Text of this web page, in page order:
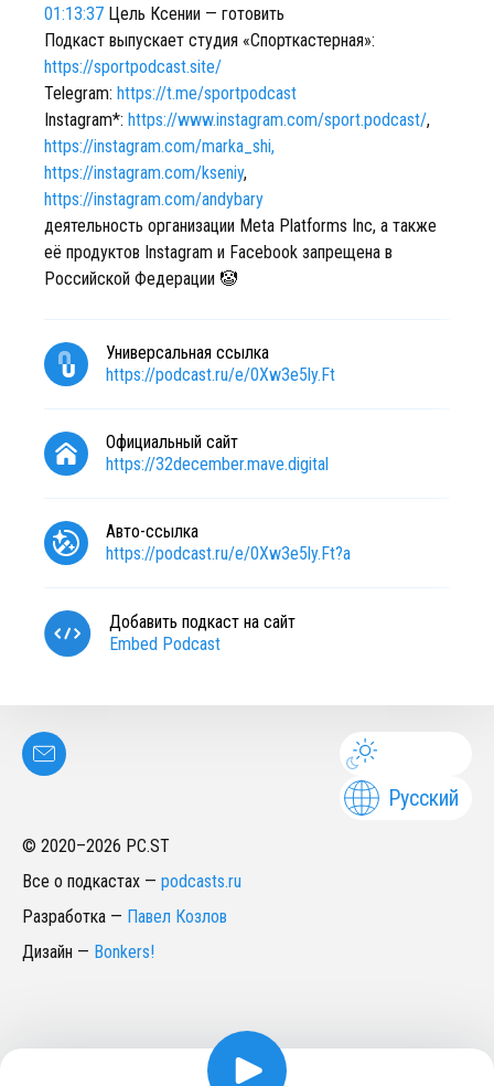
01:13:37 Цель Ксении — готовить
Подкаст выпускает студия «Спорткастерная»:
https://sportpodcast.site/
Telegram: https://t.me/sportpodcast
Instagram*: https://www.instagram.com/sport.podcast/,
https://instagram.com/marka_shi,
https://instagram.com/kseniy,
https://instagram.com/andybary
деятельность организации Meta Platforms Inc, а также
её продуктов Instagram и Facebook запрещена в
Российской Федерации 🤡
Универсальная ссылка
https://podcast.ru/e/0Xw3e5ly.Ft
Официальный сайт
https://32december.mave.digital
Авто-ссылка
https://podcast.ru/e/0Xw3e5ly.Ft?a
Добавить подкаст на сайт
Embed Podcast
Русский
© 2020–2026 PC.ST
Все о подкастах — podcasts.ru
Разработка — Павел Козлов
Дизайн — Bonkers!